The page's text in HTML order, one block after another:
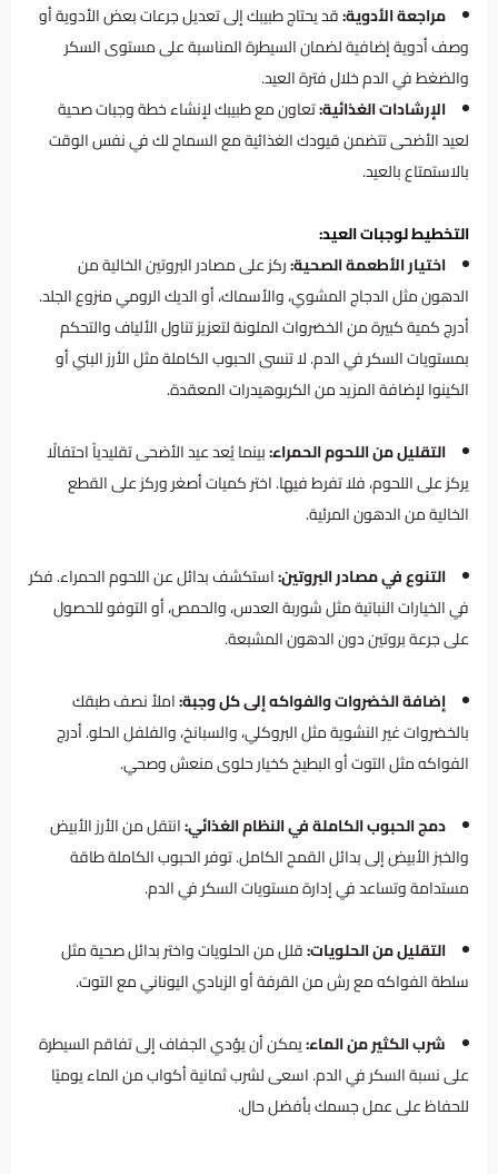
مراجعة الأدوية:قد يحتاج طبيبك إلى تعديل جرعات بعض الأدوية أو
وصف أدوية إضافية لضمان السيطرة المناسبة على مستوى السكر
والضغط في الدم خلال فترة العيد.
الإرشادات الغذائية:تعاون مع طبيبك لإنشاء خطة وجبات صحية
لعيد الأضحى تتضمن قيودك الغذائية مع السماح لك في نفس الوقت
بالاستمتاع بالعيد.
التخطيط لوجبات العيد:
اختيار الأطعمة الصحية:ركز على مصادر البروتين الخالية من
الدهون مثل الدجاج المشوي، والأسماك، أو الديك الرومي منزوع الجلد.
أدرج كمية كبيرة من الخضروات الملونة لتعزيز تناول الألياف والتحكم
بمستويات السكر في الدم. لا تنسى الحبوب الكاملة مثل الأرز البني أو
الكينوا لإضافة المزيد من الكربوهيدرات المعقدة.
التقليل من اللحوم الحمراء:بينما يُعد عيد الأضحى تقليدياً احتفالًا
يركز على اللحوم، فلا تفرط فيها. اختر كميات أصغر وركز على القطع
الخالية من الدهون المرئية.
التنوع في مصادر البروتين:استكشف بدائل عن اللحوم الحمراء. فكر
في الخيارات النباتية مثل شوربة العدس، والحمص، أو التوفو للحصول
على جرعة بروتين دون الدهون المشبعة.
إضافة الخضروات والفواكه إلى كل وجبة:املأ نصف طبقك
بالخضروات غير النشوية مثل البروكلي، والسبانخ، والفلفل الحلو. أدرج
الفواكه مثل التوت أو البطيخ كخيار حلوى منعش وصحي.
دمج الحبوب الكاملة في النظام الغذائي:انتقل من الأرز الأبيض
والخبز الأبيض إلى بدائل القمح الكامل. توفر الحبوب الكاملة طاقة
مستدامة وتساعد في إدارة مستويات السكر في الدم.
التقليل من الحلويات:قلل من الحلويات واختر بدائل صحية مثل
سلطة الفواكه مع رش من القرفة أو الزبادي اليوناني مع التوت.
شرب الكثير من الماء:يمكن أن يؤدي الجفاف إلى تفاقم السيطرة
على نسبة السكر في الدم. اسعى لشرب ثمانية أكواب من الماء يوميًا
للحفاظ على عمل جسمك بأفضل حال.